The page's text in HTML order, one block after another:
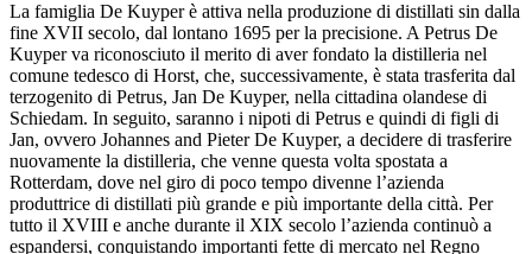
La famiglia De Kuyper è attiva nella produzione di distillati sin dalla
fine XVII secolo, dal lontano 1695 per la precisione. A Petrus De
Kuyper va riconosciuto il merito di aver fondato la distilleria nel
comune tedesco di Horst, che, successivamente, è stata trasferita dal
terzogenito di Petrus, Jan De Kuyper, nella cittadina olandese di
Schiedam. In seguito, saranno i nipoti di Petrus e quindi di figli di
Jan, ovvero Johannes and Pieter De Kuyper, a decidere di trasferire
nuovamente la distilleria, che venne questa volta spostata a
Rotterdam, dove nel giro di poco tempo divenne l’azienda
produttrice di distillati più grande e più importante della città. Per
tutto il XVIII e anche durante il XIX secolo l’azienda continuò a
espandersi, conquistando importanti fette di mercato nel Regno